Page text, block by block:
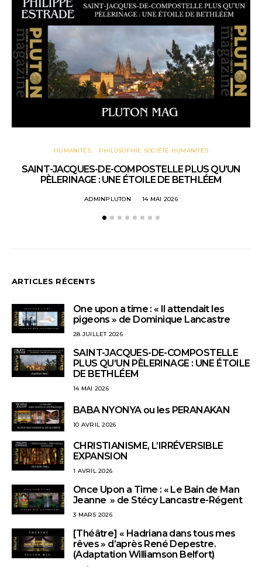
HUMANITÉS PHILOSOPHIE SOCIÉTÉ HUMANITÉS
SAINT-JACQUES-DE-COMPOSTELLE PLUS QU’UN
PÈLERINAGE : UNE ÉTOILE DE BETHLÉEM
ADMINPLUTON 14 MAI 2026
ARTICLES RÉCENTS
One upon a time : « Il attendait les
pigeons » de Dominique Lancastre
28 JUILLET 2026
SAINT-JACQUES-DE-COMPOSTELLE
PLUS QU’UN PÈLERINAGE : UNE ÉTOILE
DE BETHLÉEM
14 MAI 2026
BABA NYONYA ou les PERANAKAN
10 AVRIL 2026
CHRISTIANISME, L’IRRÉVERSIBLE
EXPANSION
1 AVRIL 2026
Once Upon a Time : « Le Bain de Man
Jeanne » de Stécy Lancastre-Régent
3 MARS 2026
[Théâtre] « Hadriana dans tous mes
rêves » d’après René Depestre.
(Adaptation Williamson Belfort)